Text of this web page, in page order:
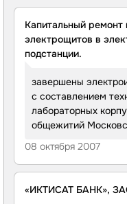
Капитальный ремонт
электрощитов в
подстанции.
завершены
с составлением
лабораторных
общежитий
осуществлено
мегаомметром
передачи
08 октября 2007
«ИКТИСАТ БАНК»,